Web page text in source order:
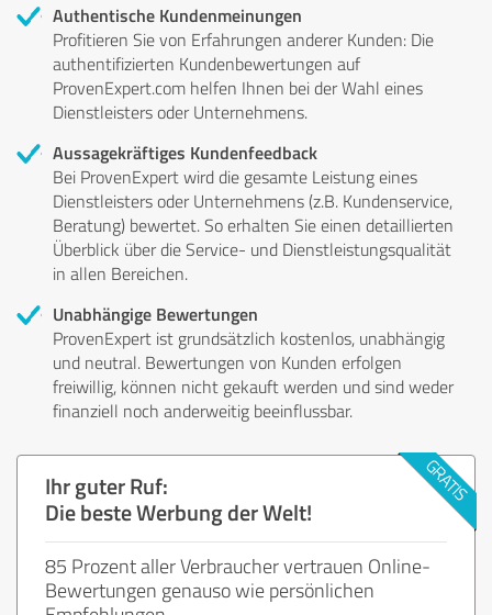
Authentische Kundenmeinungen
Profitieren Sie von Erfahrungen anderer Kunden: Die
authentifizierten Kundenbewertungen auf
ProvenExpert.com helfen Ihnen bei der Wahl eines
Dienstleisters oder Unternehmens.
Aussagekräftiges Kundenfeedback
Bei ProvenExpert wird die gesamte Leistung eines
Dienstleisters oder Unternehmens (z.B. Kundenservice,
Beratung) bewertet. So erhalten Sie einen detaillierten
Überblick über die Service- und Dienstleistungsqualität
in allen Bereichen.
Unabhängige Bewertungen
ProvenExpert ist grundsätzlich kostenlos, unabhängig
und neutral. Bewertungen von Kunden erfolgen
freiwillig, können nicht gekauft werden und sind weder
finanziell noch anderweitig beeinflussbar.
Ihr guter Ruf:
Die beste Werbung der Welt!
85 Prozent aller Verbraucher vertrauen Online-
Bewertungen genauso wie persönlichen